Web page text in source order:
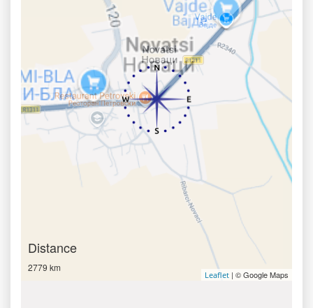
Distance
2779 km
Leaflet | © Google Maps